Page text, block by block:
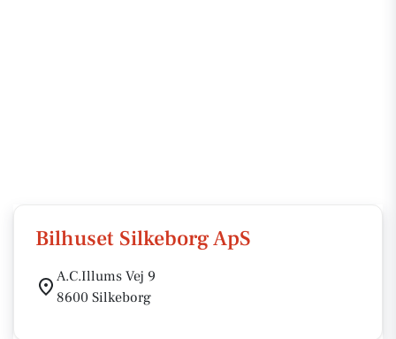
Bilhuset Silkeborg ApS
A.C.Illums Vej 9
8600 Silkeborg